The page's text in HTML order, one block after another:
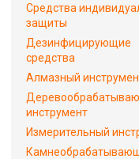
Средства
защиты
Дезинфицирующие
средства
Алмазный
инструмент
Измерительный